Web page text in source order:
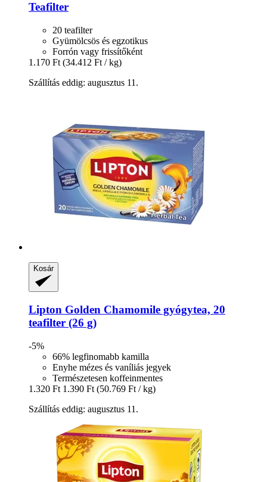
Teafilter
20 teafilter
Gyümölcsös és egzotikus
Forrón vagy frissítőként
1.170 Ft (34.412 Ft / kg)
Szállítás eddig: augusztus 11.
Kosár
Lipton Golden Chamomile gyógytea, 20
teafilter (26 g)
-5%
66% legfinomabb kamilla
Enyhe mézes és vaníliás jegyek
Természetesen koffeinmentes
1.320 Ft 1.390 Ft (50.769 Ft / kg)
Szállítás eddig: augusztus 11.